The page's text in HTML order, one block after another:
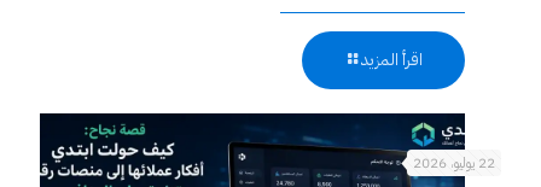
اقرأ المزيد
22 يوليو، 2026